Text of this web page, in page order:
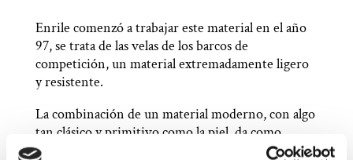
Enrile comenzó a trabajar este material en el año
97, se trata de las velas de los barcos de
competición, un material extremadamente ligero
y resistente.
La combinación de un material moderno, con algo
tan clásico y primitivo como la piel, da como
resultado un producto único y muy original.